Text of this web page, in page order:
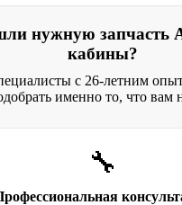
нужную запчасть
кабины?
с 26-летним
именно то, что вам
🔧